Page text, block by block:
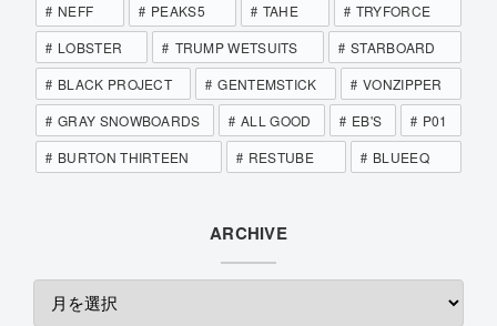
NEFF
PEAKS5 TAHE
TRYFORCE
LOBSTER
TRUMP WETSUITS
STARBOARD
BLACK PROJECT
GENTEMSTICK
VONZIPPER
GRAY SNOWBOARDS
ALL GOOD EB'S
P01
BURTON THIRTEEN
RESTUBE BLUEEQ
ARCHIVE